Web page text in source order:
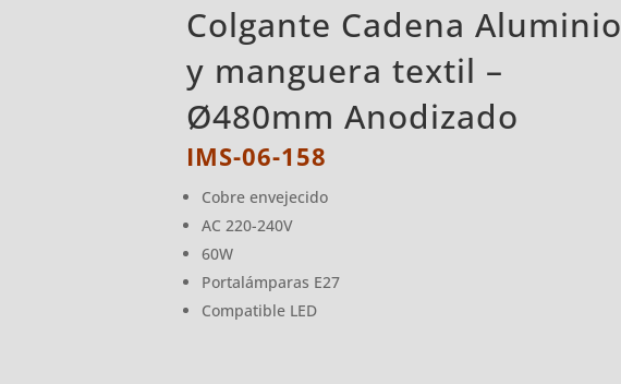
Colgante Cadena Aluminio
y manguera textil –
Ø480mm Anodizado
IMS-06-158
Cobre envejecido
AC 220-240V
60W
Portalámparas E27
Compatible LED